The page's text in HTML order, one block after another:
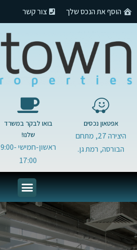
הוסף את הנכס שלך צור קשר
אפטאון נכסים
היצירה 27, מתחם
הבורסה, רמת גן.
בואו לבקר במשרד
שלנו!
ראשון-חמישי 9:00-
17:00